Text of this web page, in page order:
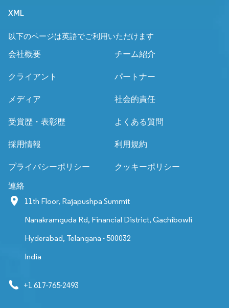
XML
以下のページは英語でご利用いただけます
会社概要 チーム紹介
クライアント パートナー
メディア 社会的責任
受賞歴・表彰歴 よくある質問
採用情報 利用規約
プライバシーポリシー クッキーポリシー
連絡
11th Floor, Rajapushpa Summit
Nanakramguda Rd, Financial District, Gachibowli
Hyderabad, Telangana - 500032
India
+1 617-765-2493